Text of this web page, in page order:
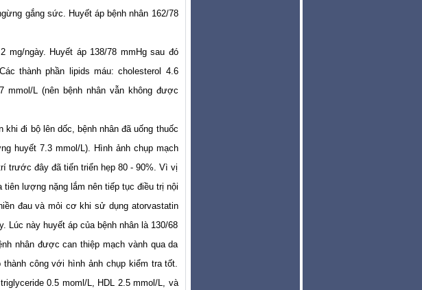
gắng sức. Huyết áp bệnh nhân 162/78
mg/ngày. Huyết áp 138/78 mmHg sau đó
thành phần lipids máu: cholesterol 4.6
mmol/L (nên bệnh nhân vẫn không được
đi bộ lên dốc, bệnh nhân đã uống thuốc
huyết 7.3 mmol/L). Hình ảnh chụp mạch
trước đây đã tiến triển hẹp 80 - 90%. Vì vị
lượng nặng lắm nên tiếp tục điều trị nội
đau và mỏi cơ khi sử dụng atorvastatin
Lúc này huyết áp của bệnh nhân là 130/68
nhân được can thiệp mạch vành qua da
công với hình ảnh chụp kiểm tra tốt.
0.5 moml/L, HDL 2.5 mmol/L, và